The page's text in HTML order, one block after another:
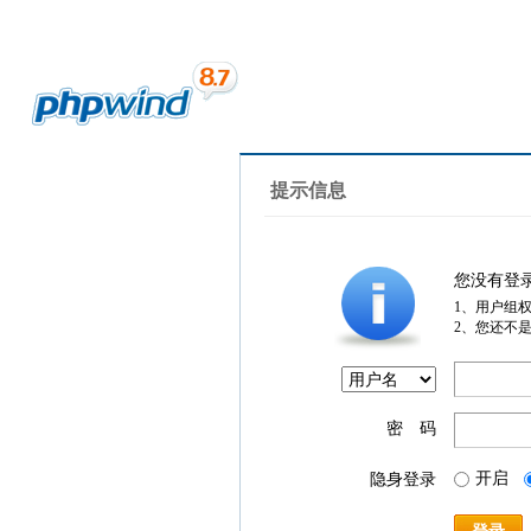
提示信息
您没有登
1、用户组
2、您还不
密 码
隐身登录 开启